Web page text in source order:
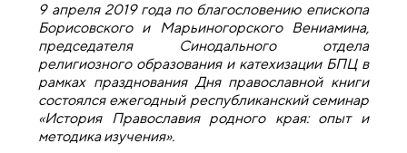
9 апреля 2019 года по благословению епископа
Борисовского и Марьиногорского Вениамина,
председателя Синодального отдела
религиозного образования и катехизации БПЦ в
рамках празднования Дня православной книги
состоялся ежегодный республиканский семинар
«История Православия родного края: опыт и
методика изучения».